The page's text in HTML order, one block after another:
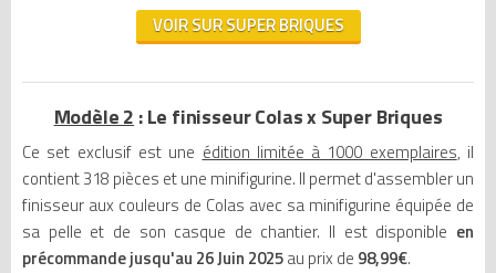
VOIR SUR SUPER BRIQUES
Modèle 2: Le finisseur Colas x Super Briques
Ce set exclusif est une édition limitée à 1000 exemplaires, il
contient 318 pièces et une minifigurine. Il permet d'assembler un
finisseur aux couleurs de Colas avec sa minifigurine équipée de
sa pelle et de son casque de chantier. Il est disponible en
précommande jusqu'au 26 Juin 2025au prix de 98,99€.